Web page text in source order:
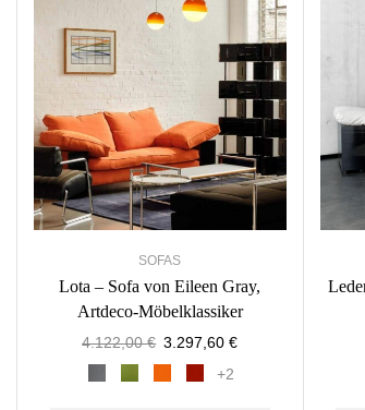
SOFAS
Lota – Sofa von Eileen Gray,
Artdeco-Möbelklassiker
4.122,00€ 3.297,60€
+2